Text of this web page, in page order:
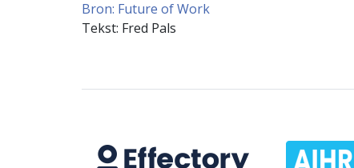
Bron: Future of Work
Tekst: Fred Pals